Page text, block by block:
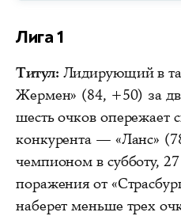
Лига 1
Титул: Лидирующий в
Жермен» (84, +50) за
шесть очков опережает
конкурента — «Ланс»
чемпионом в субботу,
поражения от
наберет меньше трех